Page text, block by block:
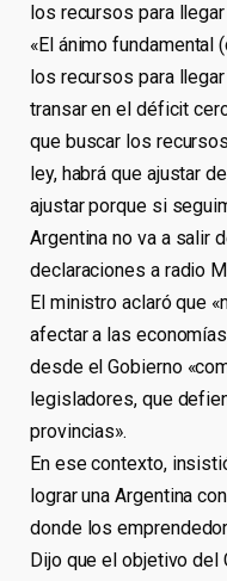
los recursos para
«El ánimo
los recursos para
transar en el déficit
que buscar los
ley, habrá que ajustar
ajustar porque si
Argentina no va a salir
declaraciones a radio
El ministro aclaró que
afectar a las
desde el Gobierno
legisladores, que
provincias».
En ese contexto,
lograr una Argentina
donde los
Dijo que el objetivo del